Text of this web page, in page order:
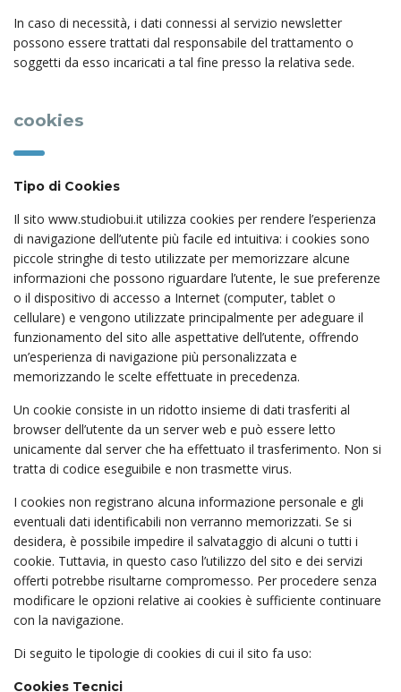
In caso di necessità, i dati connessi al servizio newsletter
possono essere trattati dal responsabile del trattamento o
soggetti da esso incaricati a tal fine presso la relativa sede.
cookies
Tipo di Cookies
Il sito www.studiobui.it utilizza cookies per rendere l’esperienza
di navigazione dell’utente più facile ed intuitiva: i cookies sono
piccole stringhe di testo utilizzate per memorizzare alcune
informazioni che possono riguardare l’utente, le sue preferenze
o il dispositivo di accesso a Internet (computer, tablet o
cellulare) e vengono utilizzate principalmente per adeguare il
funzionamento del sito alle aspettative dell’utente, offrendo
un’esperienza di navigazione più personalizzata e
memorizzando le scelte effettuate in precedenza.
Un cookie consiste in un ridotto insieme di dati trasferiti al
browser dell’utente da un server web e può essere letto
unicamente dal server che ha effettuato il trasferimento. Non si
tratta di codice eseguibile e non trasmette virus.
I cookies non registrano alcuna informazione personale e gli
eventuali dati identificabili non verranno memorizzati. Se si
desidera, è possibile impedire il salvataggio di alcuni o tutti i
cookie. Tuttavia, in questo caso l’utilizzo del sito e dei servizi
offerti potrebbe risultarne compromesso. Per procedere senza
modificare le opzioni relative ai cookies è sufficiente continuare
con la navigazione.
Di seguito le tipologie di cookies di cui il sito fa uso:
Cookies Tecnici